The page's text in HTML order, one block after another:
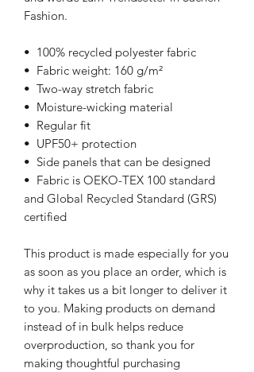
Fashion.
•  100% recycled polyester fabric
•  Fabric weight: 160 g/m²
•  Two-way stretch fabric
•  Moisture-wicking material
•  Regular fit
•  UPF50+ protection
•  Side panels that can be designed
•  Fabric is OEKO-TEX 100 standard
and Global Recycled Standard (GRS)
certified
This product is made especially for you
as soon as you place an order, which is
why it takes us a bit longer to deliver it
to you. Making products on demand
instead of in bulk helps reduce
overproduction, so thank you for
making thoughtful purchasing